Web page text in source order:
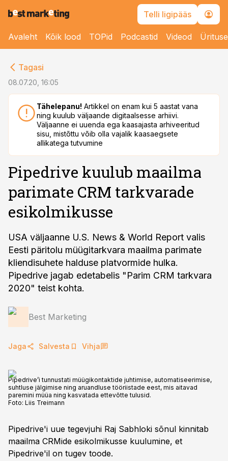
Telli ligipääs
Avaleht Kõik lood TOPid Podcastid Videod
Tagasi
08.07.20, 16:05
Tähelepanu! Artikkel on enam kui 5 aastat vana
ning kuulub väljaande digitaalsesse arhiivi.
Väljaanne ei uuenda ega kaasajasta arhiveeritud
sisu, mistõttu võib olla vajalik kaasaegsete
allikatega tutvumine
Pipedrive kuulub maailma
parimate CRM tarkvarade
esikolmikusse
USA väljaanne U.S. News & World Report valis
Eesti päritolu müügitarkvara maailma parimate
kliendisuhete halduse platvormide hulka.
Pipedrive jagab edetabelis "Parim CRM tarkvara
2020" teist kohta.
Best Marketing
Jaga Salvesta Vihja
Pipedrive’i tunnustati müügikontaktide juhtimise, automatiseerimise,
suhtluse jälgimise ning aruandluse tööriistade eest, mis aitavad
paremini müüa ning kasvatada ettevõtte tulusid.
Foto: Liis Treimann
Pipedrive'i uue tegevjuhi Raj Sabhloki sõnul kinnitab
maailma CRMide esikolmikusse kuulumine, et
Pipedrive'il on tugev toode.